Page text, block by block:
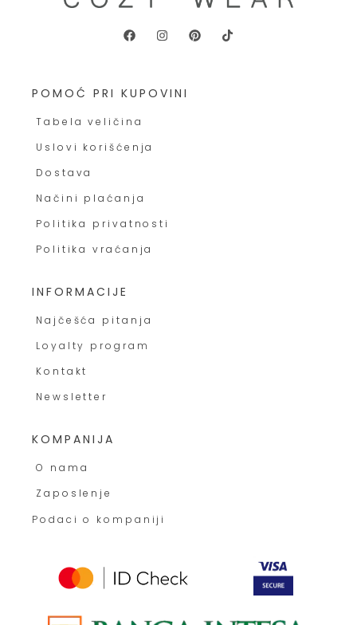
POMOĆ PRI KUPOVINI
Tabela veličina
Uslovi korišćenja
Dostava
Načini plaćanja
Politika privatnosti
Politika vraćanja
INFORMACIJE
Najčešća pitanja
Loyalty program
Kontakt
Newsletter
KOMPANIJA
O nama
Zaposlenje
Podaci o kompaniji